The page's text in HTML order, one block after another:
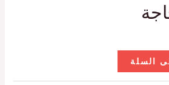
السلة